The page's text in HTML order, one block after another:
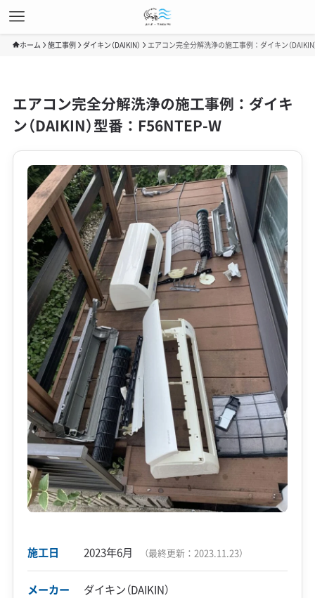
ホーム 施工事例 ダイキン（DAIKIN） エアコン完全分解洗浄の施工事例：ダイキン（
エアコン完全分解洗浄の施工事例：ダイキ
ン（DAIKIN）型番：F56NTEP-W
施工日 2023年6月 （最終更新： 2023.11.23）
メーカー ダイキン（DAIKIN）